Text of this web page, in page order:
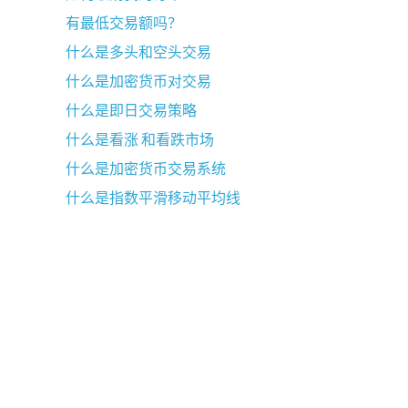
有最低交易额吗？
什么是多头和空头交易
什么是加密货币对交易
什么是即日交易策略
什么是看涨 和看跌市场
什么是加密货币交易系统
什么是指数平滑移动平均线